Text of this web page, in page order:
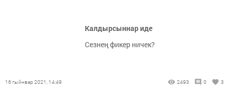
Калдырсыннар иде
Сезнең фикер ничек?
16 гыйнвар 2021, 14:49 2493 0 3